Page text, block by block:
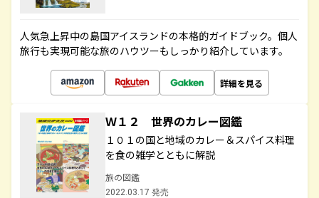
人気急上昇中の島国アイスランドの本格的ガイドブック。個人
旅行も実現可能な旅のハウツーもしっかり紹介しています。
詳細を見る
Ｗ１２ 世界のカレー図鑑
１０１の国と地域のカレー＆スパイス料理
を食の雑学とともに解説
旅の図鑑
2022.03.17 発売